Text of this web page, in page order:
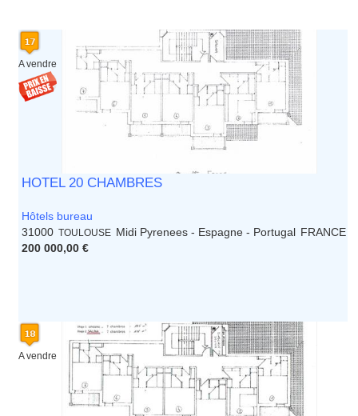
A vendre
HOTEL 20 CHAMBRES
Hôtels bureau
31000 TOULOUSE Midi Pyrenees - Espagne - Portugal FRANCE
200 000,00 €
A vendre